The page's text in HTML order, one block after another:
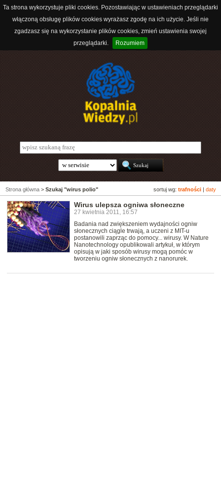
Ta strona wykorzystuje pliki cookies. Pozostawiając w ustawieniach przeglądarki
włączoną obsługę plików cookies wyrażasz zgodę na ich użycie. Jeśli nie
zgadzasz się na wykorzystanie plików cookies, zmień ustawienia swojej
przeglądarki.
Rozumiem
sortuj wg: trafności daty
Strona główna > Szukaj "wirus polio"
Wirus ulepsza ogniwa słoneczne
27 kwietnia 2011, 16:57
Badania nad zwiększeniem wydajności ogniw
słonecznych ciągle trwają, a uczeni z MIT-u
postanowili zaprząc do pomocy... wirusy. W Nature
Nanotechnology opublikowali artykuł, w którym
opisują w jaki sposób wirusy mogą pomóc w
tworzeniu ogniw słonecznych z nanorurek.